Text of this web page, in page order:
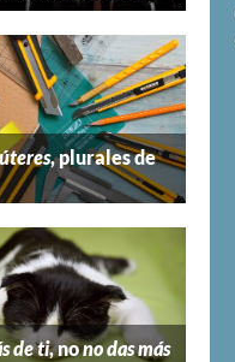
, plurales de
de ti, nono das más